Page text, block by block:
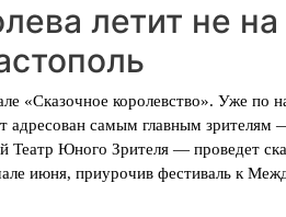
летит не на
«Сказочное королевство». Уже по
адресован самым главным зрителям
Театр Юного Зрителя — проведет
июня, приурочив фестиваль к